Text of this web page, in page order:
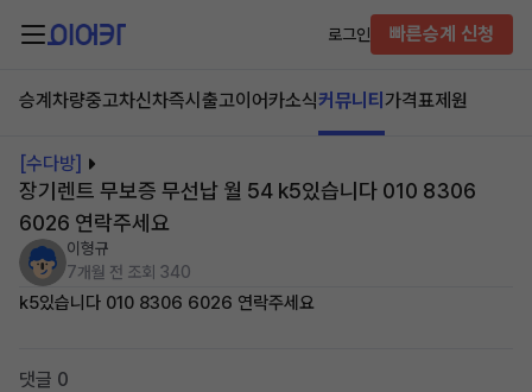
로그인 빠른승계 신청
승계차량중고차신차즉시출고이어카소식커뮤니티 가격표제원
[수다방]
장기렌트 무보증 무선납 월 54 k5있습니다 010 8306
6026 연락주세요
이형규
7개월 전 조회 340
k5있습니다 010 8306 6026 연락주세요
댓글 0